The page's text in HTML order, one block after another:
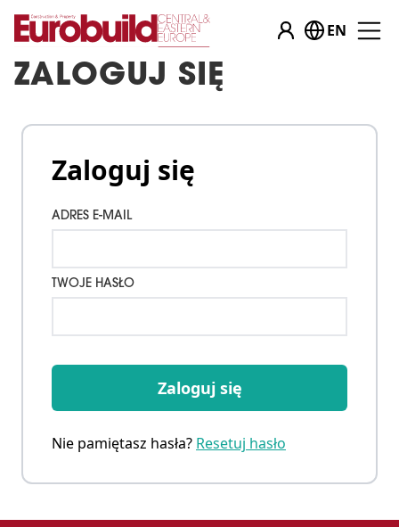
EN
ZALOGUJ SIĘ
Zaloguj się
ADRES E-MAIL
TWOJE HASŁO
Zaloguj się
Nie pamiętasz hasła? Resetuj hasło